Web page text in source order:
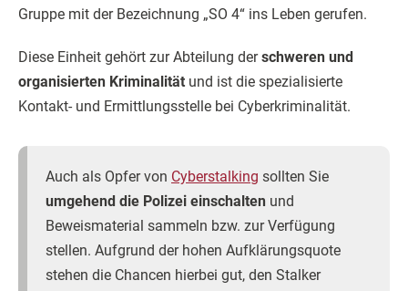
Gruppe mit der Bezeichnung „SO 4“ ins Leben gerufen.
Diese Einheit gehört zur Abteilung derschweren und
organisierten Kriminalität und ist die spezialisierte
Kontakt- und Ermittlungsstelle bei Cyberkriminalität.
Auch als Opfer von Cyberstalking sollten Sie
umgehend die Polizei einschalten und
Beweismaterial sammeln bzw. zur Verfügung
stellen. Aufgrund der hohen Aufklärungsquote
stehen die Chancen hierbei gut, den Stalker